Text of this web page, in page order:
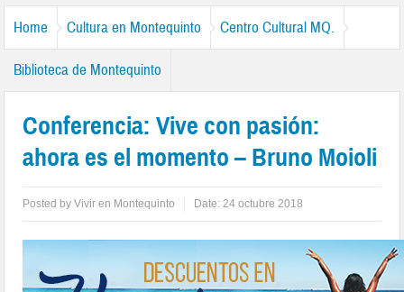
Home Cultura en Montequinto Centro Cultural MQ.
Biblioteca de Montequinto
Conferencia: Vive con pasión:
ahora es el momento – Bruno Moioli
Posted byVivir en Montequinto Date:24 octubre 2018